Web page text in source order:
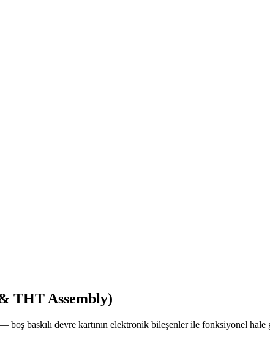
THT Assembly)
baskılı devre kartının elektronik bileşenler ile fonksiyonel